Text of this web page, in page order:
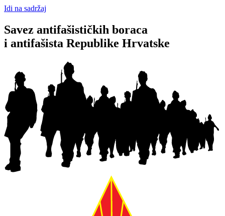
Idi na sadržaj
Savez antifašističkih boraca
i antifašista Republike Hrvatske